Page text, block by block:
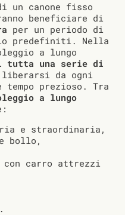
un canone fisso
beneficiare di
per un periodo di
predefiniti. Nella
a lungo
tutta una serie di
da ogni
tempo prezioso. Tra
a lungo
e straordinaria,
bollo,
con carro attrezzi